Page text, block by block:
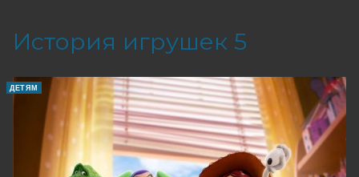
История игрушек 5
ДЕТЯМ